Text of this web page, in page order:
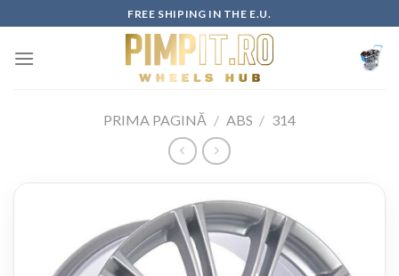
to
content
FREE SHIPING IN THE E.U.
PRIMA PAGINĂ / ABS / 314